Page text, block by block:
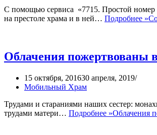
С помощью сервиса «7715. Простой номер
на престоле храма и в ней… Подробнее »
Облачения пожертвованы
15 октября, 201630 апреля, 2019
Мобильный Храм
Трудами и стараниями наших сестер:
трудами матери… Подробнее »Облачения